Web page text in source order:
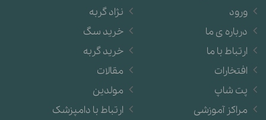
نژاد گربه
خرید سگ
خرید گربه
مقالات
مولدین
ارتباط با دامپزشک
ورود
درباره ی ما
ارتباط با ما
افتخارات
پت شاپ
مراکز آموزشی